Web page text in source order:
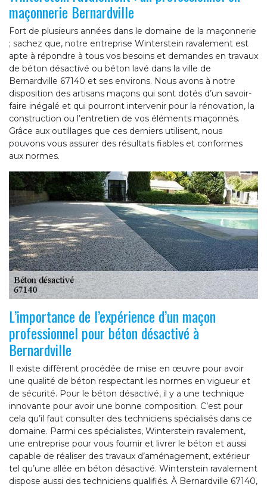
maçonnerie Bernardville
Fort de plusieurs années dans le domaine de la maçonnerie
; sachez que, notre entreprise Winterstein ravalement est
apte à répondre à tous vos besoins et demandes en travaux
de béton désactivé ou béton lavé dans la ville de
Bernardville 67140 et ses environs. Nous avons à notre
disposition des artisans maçons qui sont dotés d’un savoir-
faire inégalé et qui pourront intervenir pour la rénovation, la
construction ou l’entretien de vos éléments maçonnés.
Grâce aux outillages que ces derniers utilisent, nous
pouvons vous assurer des résultats fiables et conformes
aux normes.
L’importance de l’expérience d’un maçon
professionnel pour béton désactivé à
Bernardville
Il existe diffèrent procédée de mise en œuvre pour avoir
une qualité de béton respectant les normes en vigueur et
de sécurité. Pour le béton désactivé, il y a une technique
innovante pour avoir une bonne composition. C’est pour
cela qu’il faut consulter des techniciens spécialisés dans ce
domaine. Parmi ces spécialistes, Winterstein ravalement,
une entreprise pour vous fournir et livrer le béton et aussi
capable de réaliser des travaux d’aménagement, extérieur
tel qu’une allée en béton désactivé. Winterstein ravalement
dispose aussi des techniciens qualifiés. À Bernardville 67140,